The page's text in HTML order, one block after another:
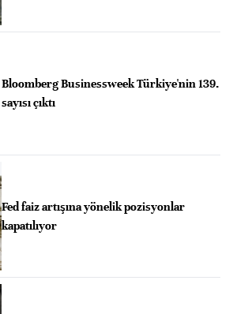
Bloomberg Businessweek Türkiye'nin 139.
sayısı çıktı
Fed faiz artışına yönelik pozisyonlar
kapatılıyor